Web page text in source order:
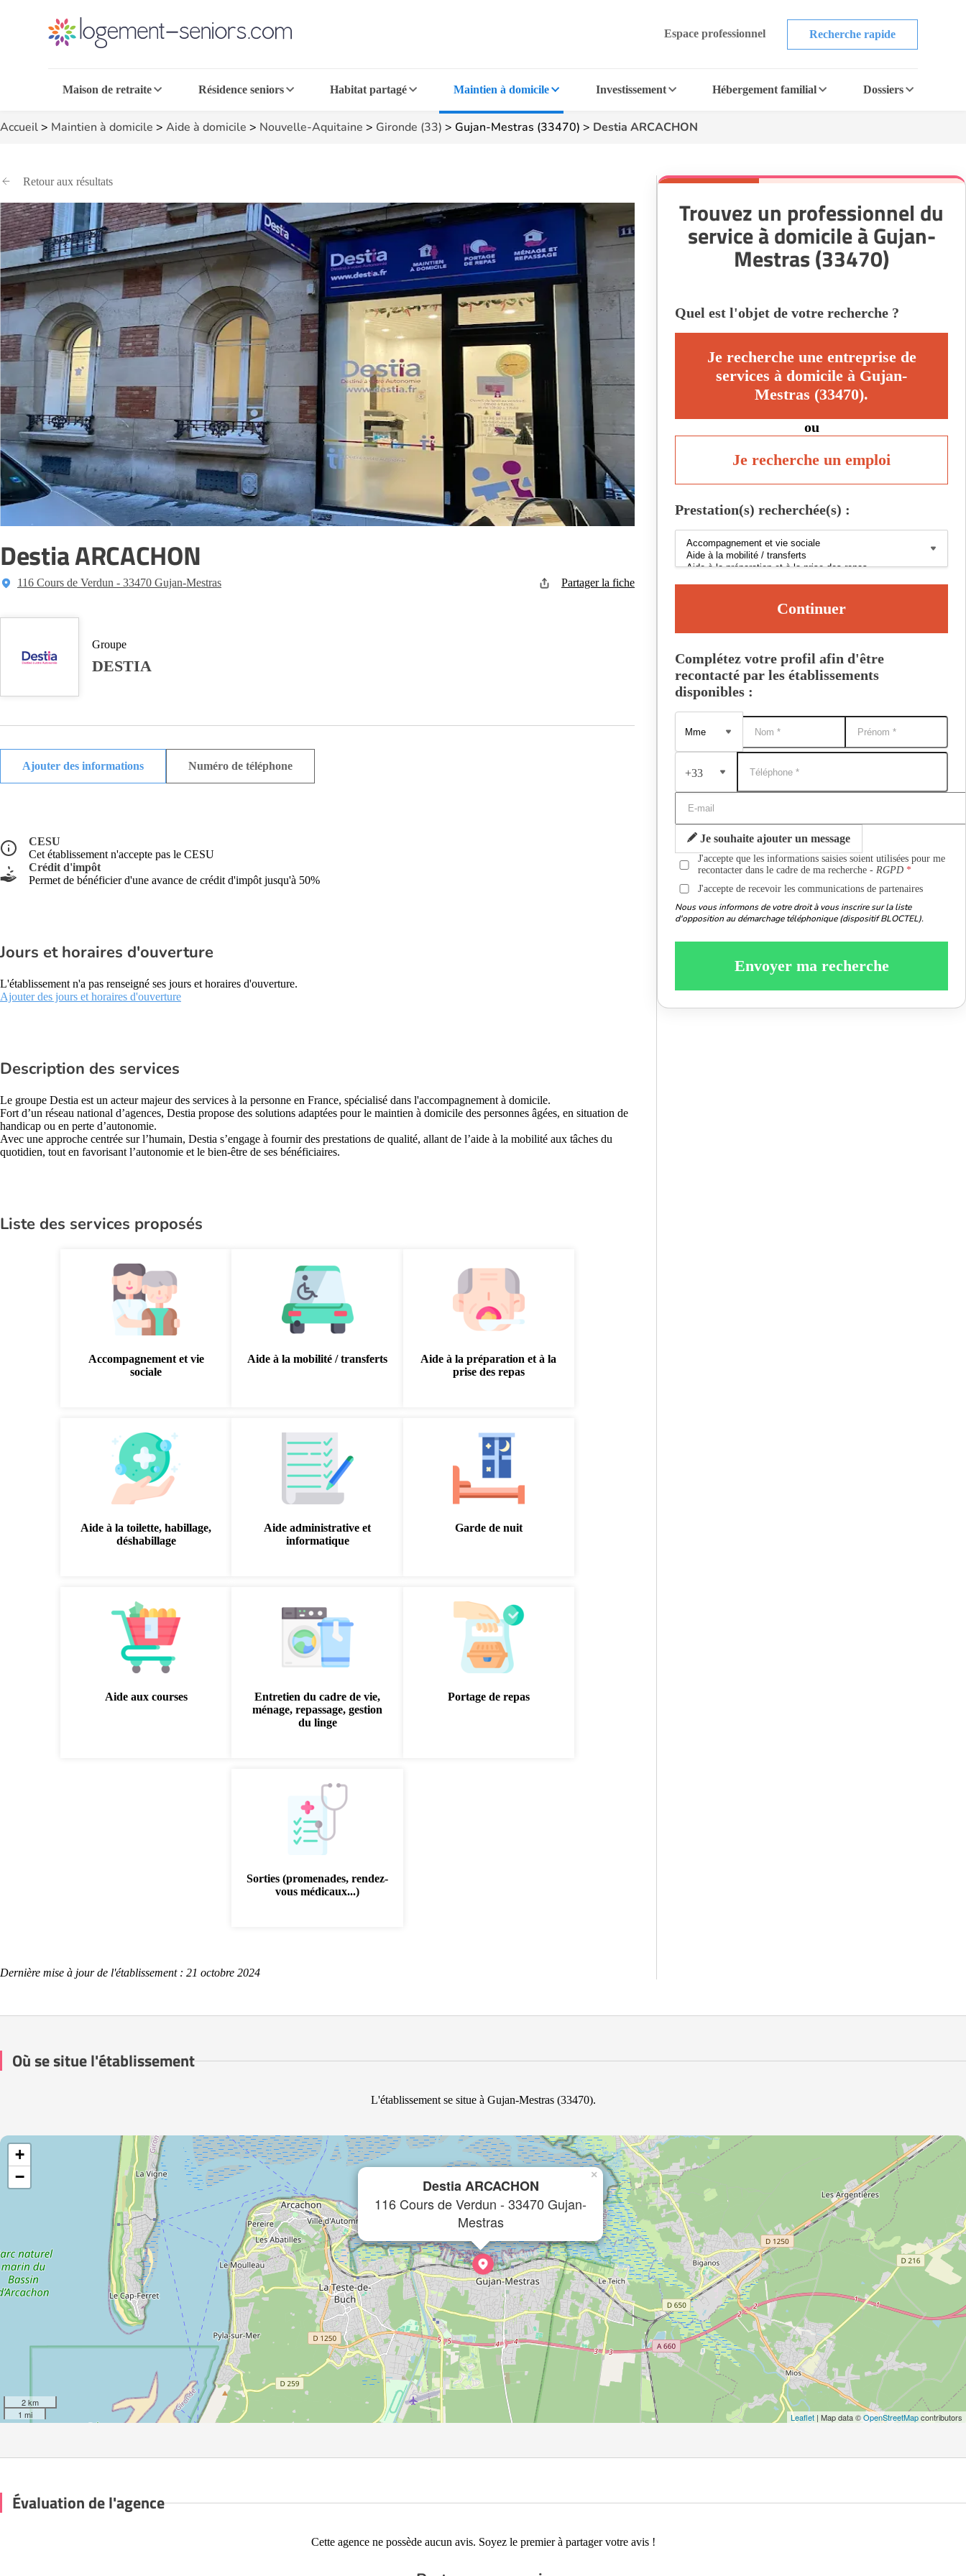
Espace professionnel Recherche rapide
Maison de retraite Résidence seniors Habitat partagé Maintien à domicile Investissement Hébergement familial Dossiers
Accueil> Maintien à domicile > Aide à domicile > Nouvelle-Aquitaine > Gironde (33) > Gujan-Mestras (33470) > Destia ARCACHON
Retour aux résultats
Destia ARCACHON
116 Cours de Verdun - 33470 Gujan-Mestras Partager la fiche
Groupe
DESTIA
Ajouter des informations Numéro de téléphone
CESU
Cet établissement n'accepte pas le CESU
Crédit d'impôt
Permet de bénéficier d'une avance de crédit d'impôt jusqu'à 50%
Jours et horaires d'ouverture
L'établissement n'a pas renseigné ses jours et horaires d'ouverture.
Ajouter des jours et horaires d'ouverture
Description des services
Le groupe Destia est un acteur majeur des services à la personne en France, spécialisé dans l'accompagnement à domicile.
Fort d’un réseau national d’agences, Destia propose des solutions adaptées pour le maintien à domicile des personnes âgées, en situation de
handicap ou en perte d’autonomie.
Avec une approche centrée sur l’humain, Destia s’engage à fournir des prestations de qualité, allant de l’aide à la mobilité aux tâches du
quotidien, tout en favorisant l’autonomie et le bien-être de ses bénéficiaires.
Liste des services proposés
Accompagnement et vie
sociale
Aide à la mobilité / transferts
Aide à la préparation et à la
prise des repas
Aide à la toilette, habillage,
déshabillage
Aide administrative et
informatique
Garde de nuit
Aide aux courses
Entretien du cadre de vie,
ménage, repassage, gestion
du linge
Portage de repas
Sorties (promenades, rendez-
vous médicaux...)
Dernière mise à jour de l'établissement : 21 octobre 2024
Trouvez un professionnel du
service à domicile à Gujan-
Mestras (33470)
Quel est l'objet de votre recherche ?
Je recherche une entreprise de
services à domicile à Gujan-
Mestras (33470).
ou
Je recherche un emploi
Prestation(s) recherchée(s) :
Continuer
Complétez votre profil afin d'être
recontacté par les établissements
disponibles :
+33
Je souhaite ajouter un message
J'accepte que les informations saisies soient utilisées pour me
recontacter dans le cadre de ma recherche -RGPD
J'accepte de recevoir les communications de partenaires
Nous vous informons de votre droit à vous inscrire sur la liste
d'opposition au démarchage téléphonique (dispositif BLOCTEL).
Envoyer ma recherche
Où se situe l'établissement
L'établissement se situe à Gujan-Mestras (33470).
Destia ARCACHON
116 Cours de Verdun - 33470 Gujan-
Mestras
×
+
−
2 km
1 mi
Leaflet | Map data ©OpenStreetMapcontributors
Évaluation de l'agence
Cette agence ne possède aucun avis. Soyez le premier à partager votre avis !